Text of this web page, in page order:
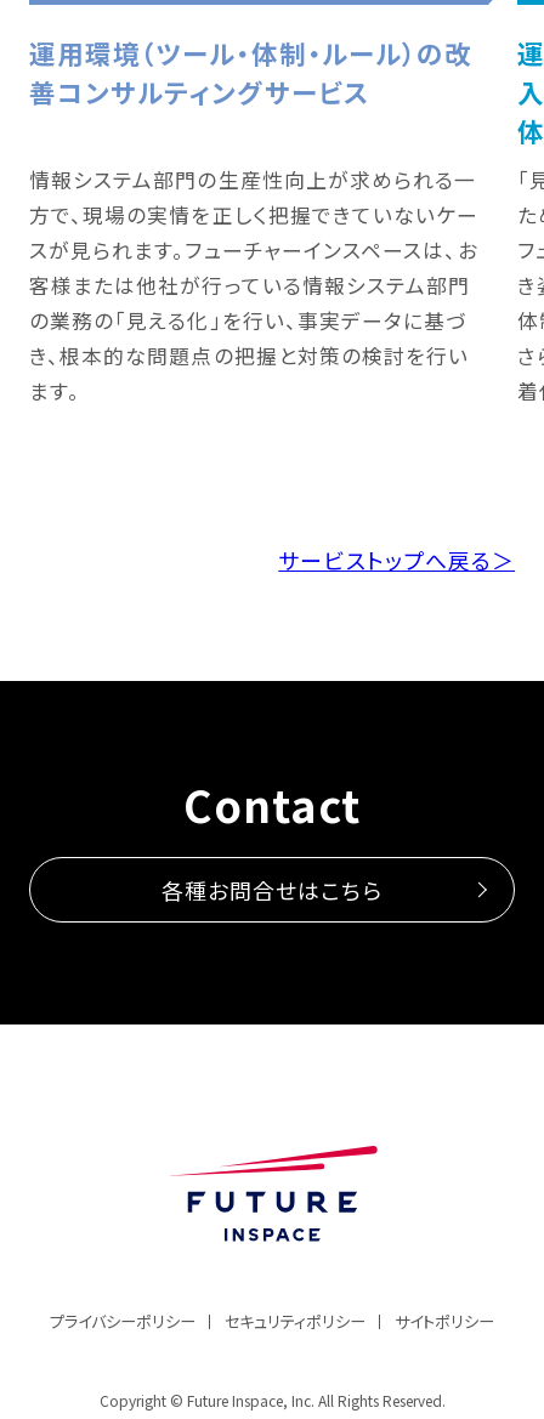
Career
Recruit Info
FAQ
Company
Company Profile
運用環境（ツール・体制・ルール）の改
善コンサルティングサービス
情報システム部門の生産性向上が求められる一
方で、現場の実情を正しく把握できていないケー
スが見られます。フューチャーインスペースは、お
客様または他社が行っている情報システム部門
の業務の「見える化」を行い、事実データに基づ
き、根本的な問題点の把握と対策の検討を行い
ます。
た
フ
き
体
着
サービストップへ戻る＞
Contact
各種お問合せはこちら
プライバシーポリシー セキュリティポリシー サイトポリシー
Copyright © Future Inspace, Inc. All Rights Reserved.